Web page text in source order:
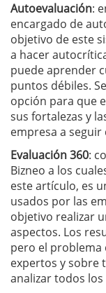
Autoevaluación:
encargado de
objetivo de este
a hacer
puede aprender
puntos débiles.
opción para que
sus fortalezas y
empresa a seguir
Evaluación 360:
Bizneo a los
este artículo, es
usados por las
objetivo realizar
aspectos. Los
pero el problema
expertos y sobre
analizar todos